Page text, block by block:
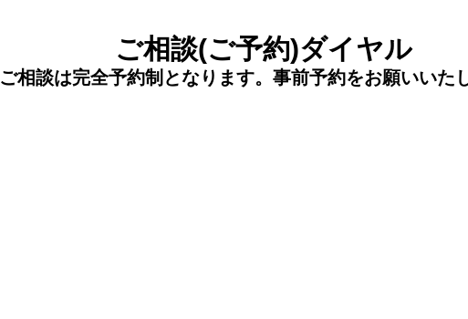
ご相談(ご予約)ダイヤル
ご相談は完全予約制となります。事前予約をお願いいた